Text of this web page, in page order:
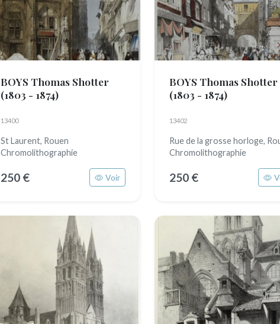
BOYS Thomas Shotter
(1803 - 1874)
13400
St Laurent, Rouen
Chromolithographie
250 € Voir
BOYS Thomas Shotter
(1803 - 1874)
13402
Rue de la grosse horloge,
Chromolithographie
250 €